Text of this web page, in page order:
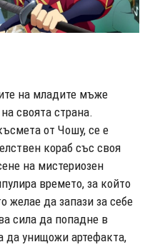
на младите мъже
своята страна.
от Чошу, се е
кораб със своя
на мистериозен
времето, за който
желае да запази за себе
сила да попадне в
да унищожи артефакта,